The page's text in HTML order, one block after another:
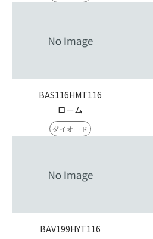
BAS116HMT116
ローム
ダイオード
BAV199HYT116